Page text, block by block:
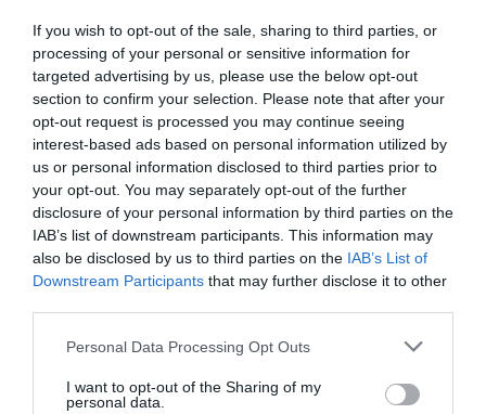
If you wish to opt-out of the sale, sharing to third parties, or
processing of your personal or sensitive information for
targeted advertising by us, please use the below opt-out
section to confirm your selection. Please note that after your
opt-out request is processed you may continue seeing
interest-based ads based on personal information utilized by
us or personal information disclosed to third parties prior to
your opt-out. You may separately opt-out of the further
disclosure of your personal information by third parties on the
IAB’s list of downstream participants. This information may
also be disclosed by us to third parties on the IAB’s List of
Downstream Participants that may further disclose it to other
Please note that this website/app uses one or more Google
not limited to your visit or usage behaviour. You may click to
grant or deny consent to Google and its third-party tags to
Personal Data Processing Opt Outs
I want to opt-out of the Sharing of my
personal data.
Φιλική ισοπαλία με διπλή
«πράσινη» συμμετοχή
Η Εθνική ομάδα βόλεϊ γυναικών αναδείχθηκε ισόπαλη με
05.08.2026 ΒΟΛΕΪ ΓΥΝΑΙΚΩΝ